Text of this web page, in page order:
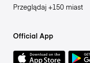
Przeglądaj +150 miast
Official App